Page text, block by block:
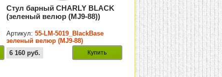
Стул барный CHARLY BLACK
(зеленый велюр (MJ9-88))
Артикул:55-LM-5019_BlackBase
зеленый велюр (MJ9-88)
6 160 руб. Купить